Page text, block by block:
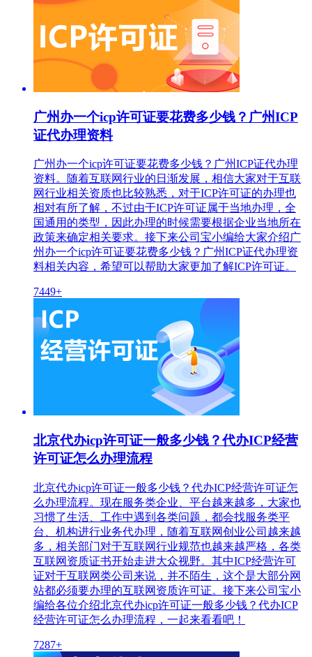
广州办一个icp许可证要花费多少钱？广州ICP
证代办理资料
广州办一个icp许可证要花费多少钱？广州ICP证代办理
资料。随着互联网行业的日渐发展，相信大家对于互联
网行业相关资质也比较熟悉，对于ICP许可证的办理也
相对有所了解，不过由于ICP许可证属于当地办理，全
国通用的类型，因此办理的时候需要根据企业当地所在
政策来确定相关要求。接下来公司宝小编给大家介绍广
州办一个icp许可证要花费多少钱？广州ICP证代办理资
料相关内容，希望可以帮助大家更加了解ICP许可证。
7449+
北京代办icp许可证一般多少钱？代办ICP经营
许可证怎么办理流程
北京代办icp许可证一般多少钱？代办ICP经营许可证怎
么办理流程。现在服务类企业、平台越来越多，大家也
习惯了生活、工作中遇到各类问题，都会找服务类平
台、机构进行业务代办理，随着互联网创业公司越来越
多，相关部门对于互联网行业规范也越来越严格，各类
互联网资质证书开始走进大众视野。其中ICP经营许可
证对于互联网类公司来说，并不陌生，这个是大部分网
站都必须要办理的互联网资质许可证。接下来公司宝小
编给各位介绍北京代办icp许可证一般多少钱？代办ICP
经营许可证怎么办理流程，一起来看看吧！
7287+